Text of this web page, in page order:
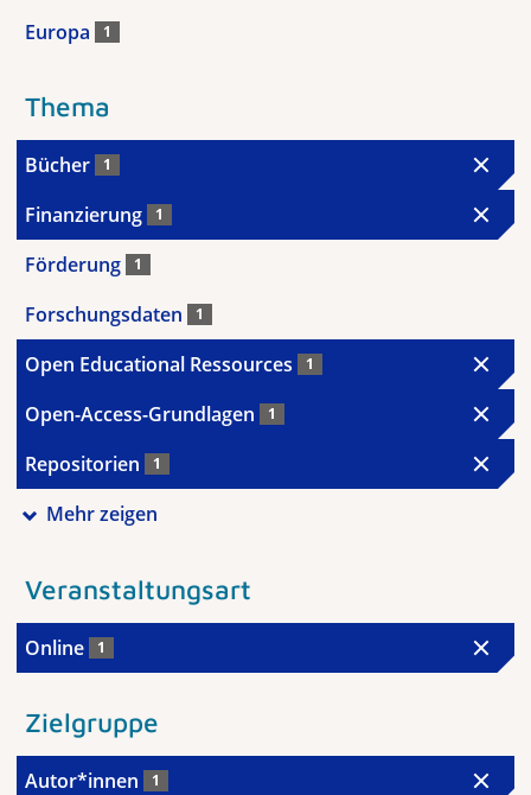
Europa 1
Thema
Bücher 1
Finanzierung 1
Förderung 1
Forschungsdaten 1
Open Educational Ressources 1
Open-Access-Grundlagen 1
Repositorien 1
Mehr zeigen
Veranstaltungsart
Online 1
Zielgruppe
Autor*innen 1